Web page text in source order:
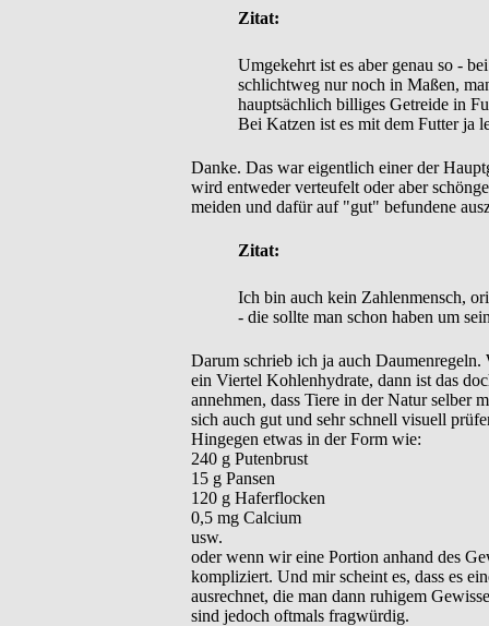
Zitat:
Umgekehrt ist es aber genau so -
schlichtweg nur noch in Maßen,
hauptsächlich billiges Getreide in
Bei Katzen ist es mit dem Futter ja
Danke. Das war eigentlich einer der
wird entweder verteufelt oder aber
meiden und dafür auf "gut" befundene
Zitat:
Ich bin auch kein Zahlenmensch,
- die sollte man schon haben um
Darum schrieb ich ja auch
ein Viertel Kohlenhydrate, dann ist das
annehmen, dass Tiere in der Natur selber
sich auch gut und sehr schnell visuell
Hingegen etwas in der Form wie:
240 g Putenbrust
15 g Pansen
120 g Haferflocken
0,5 mg Calcium
usw.
oder wenn wir eine Portion anhand des
kompliziert. Und mir scheint es, dass es
ausrechnet, die man dann ruhigem
sind jedoch oftmals fragwürdig.